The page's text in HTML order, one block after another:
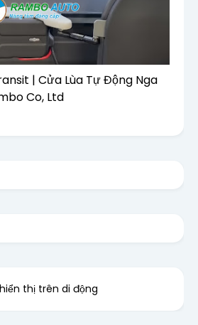
| Cửa Lùa Tự Động Nga
Co, Ltd
thị trên di động